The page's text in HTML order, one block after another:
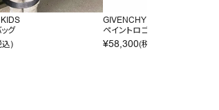
グ
込)
GIVENCHY KIDS
ペイントロゴフーディ
¥58,300(税込)